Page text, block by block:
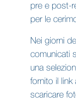
pre e post-
per le
Nei giorni
comunicati
una
fornito il
scaricare